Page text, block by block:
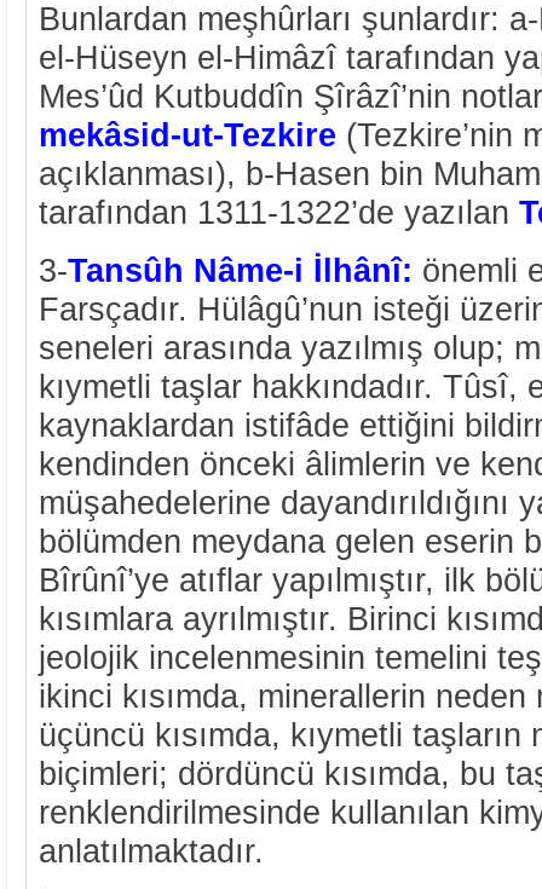
Bunlardan meşhûrları şunlardır:
el-Hüseyn el-Himâzî tarafından
Mes’ûd Kutbuddîn Şîrâzî’nin
mekâsid-ut-Tezkire (Tezkire’nin
açıklanması), b-Hasen bin
tarafından 1311-1322’de yazılan
3-Tansûh Nâme-i İlhânî: önemli
Farsçadır. Hülâgû’nun isteği
seneleri arasında yazılmış olup;
kıymetli taşlar hakkındadır. Tûsî,
kaynaklardan istifâde ettiğini
kendinden önceki âlimlerin ve
müşahedelerine dayandırıldığını
bölümden meydana gelen eserin
Bîrûnî’ye atıflar yapılmıştır, ilk
kısımlara ayrılmıştır. Birinci
jeolojik incelenmesinin temelini
ikinci kısımda, minerallerin
üçüncü kısımda, kıymetli
biçimleri; dördüncü kısımda, bu
renklendirilmesinde kullanılan
anlatılmaktadır.